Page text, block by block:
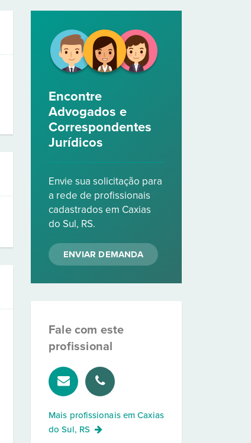
Encontre
Advogados e
Correspondentes
Jurídicos
Envie sua solicitação para
a rede de profissionais
cadastrados em Caxias
do Sul, RS.
ENVIAR DEMANDA
Fale com este
profissional
Mais profissionais emCaxias
do Sul, RS